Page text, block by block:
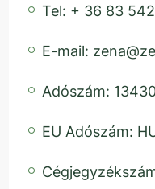
Tel: + 36 83
E-mail:
Adószám:
EU Adószám: